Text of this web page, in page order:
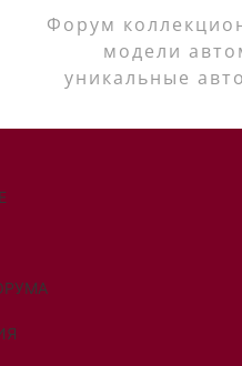
Форум
модели
уникальные